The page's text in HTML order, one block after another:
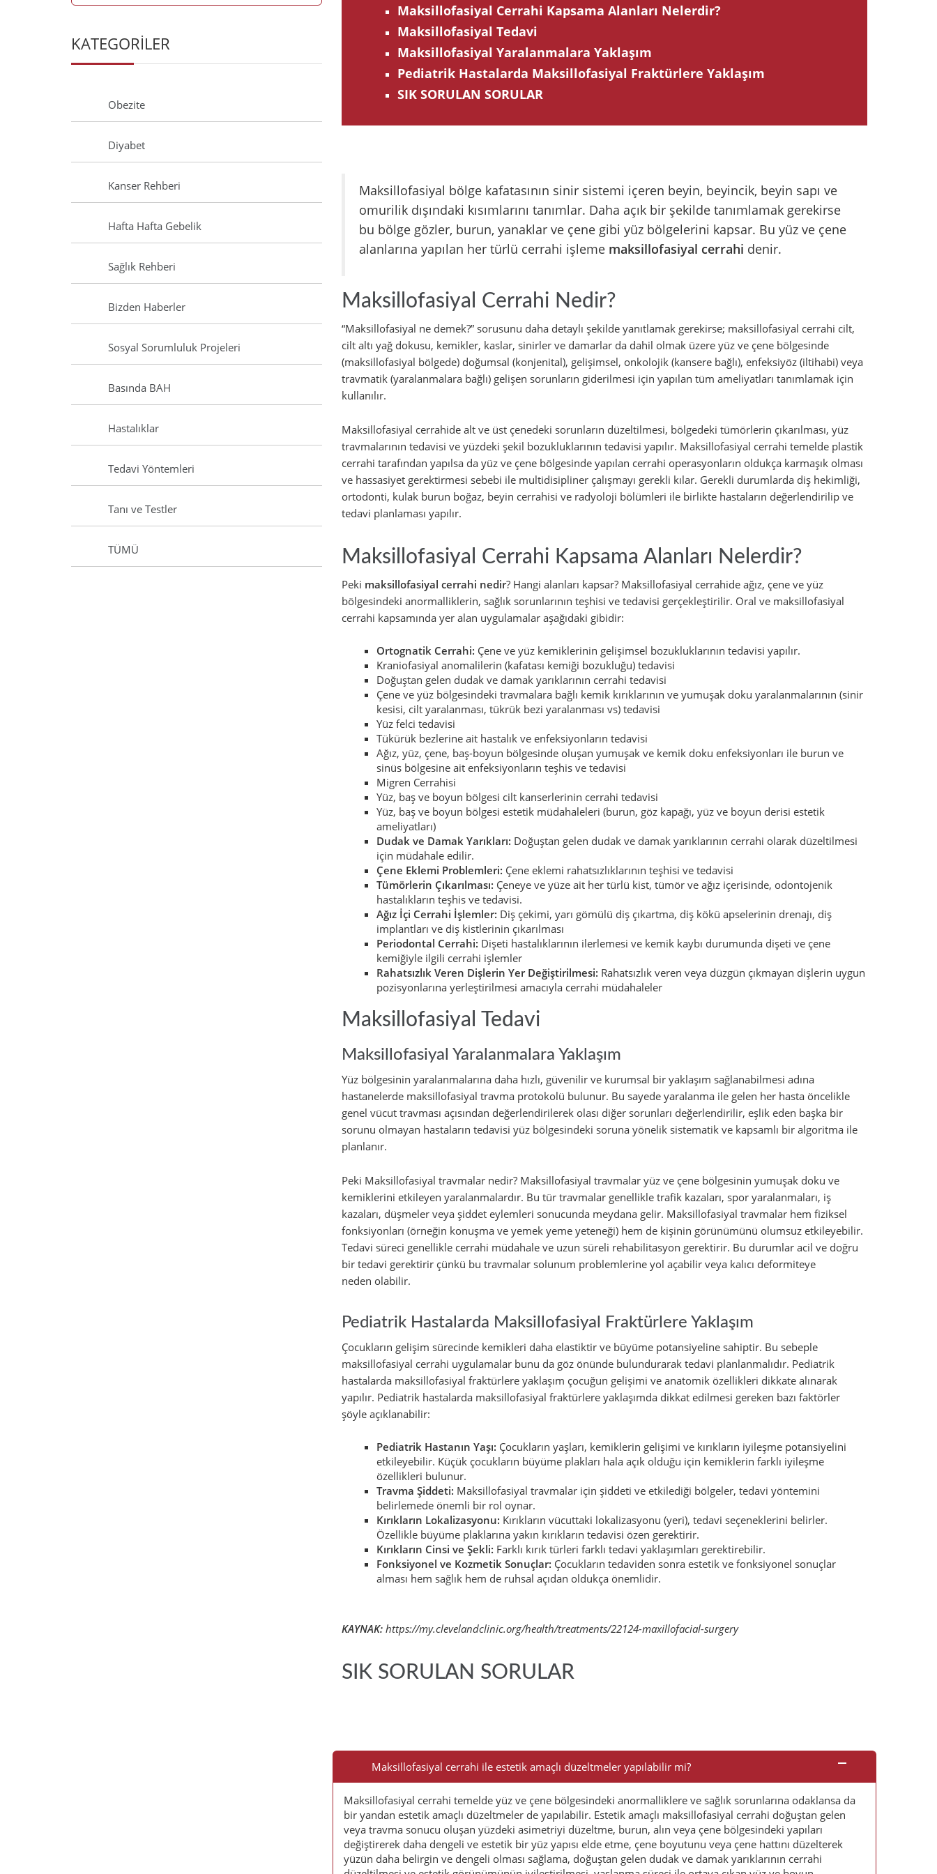
Maksillofasiyal Cerrahi Kapsama Alanları Nelerdir?
Maksillofasiyal Tedavi
Maksillofasiyal Yaralanmalara Yaklaşım
Pediatrik Hastalarda Maksillofasiyal Fraktürlere Yaklaşım
SIK SORULAN SORULAR
Maksillofasiyal bölge kafatasının sinir sistemi içeren beyin, beyincik, beyin sapı ve
omurilik dışındaki kısımlarını tanımlar. Daha açık bir şekilde tanımlamak gerekirse
bu bölge gözler, burun, yanaklar ve çene gibi yüz bölgelerini kapsar. Bu yüz ve çene
alanlarına yapılan her türlü cerrahi işleme maksillofasiyal cerrahi denir.
Maksillofasiyal Cerrahi Nedir?
“Maksillofasiyal ne demek?” sorusunu daha detaylı şekilde yanıtlamak gerekirse; maksillofasiyal cerrahi cilt,
cilt altı yağ dokusu, kemikler, kaslar, sinirler ve damarlar da dahil olmak üzere yüz ve çene bölgesinde
(maksillofasiyal bölgede) doğumsal (konjenital), gelişimsel, onkolojik (kansere bağlı), enfeksiyöz (iltihabi) veya
travmatik (yaralanmalara bağlı) gelişen sorunların giderilmesi için yapılan tüm ameliyatları tanımlamak için
kullanılır.
Maksillofasiyal cerrahide alt ve üst çenedeki sorunların düzeltilmesi, bölgedeki tümörlerin çıkarılması, yüz
travmalarının tedavisi ve yüzdeki şekil bozukluklarının tedavisi yapılır. Maksillofasiyal cerrahi temelde plastik
cerrahi tarafından yapılsa da yüz ve çene bölgesinde yapılan cerrahi operasyonların oldukça karmaşık olması
ve hassasiyet gerektirmesi sebebi ile multidisipliner çalışmayı gerekli kılar. Gerekli durumlarda diş hekimliği,
ortodonti, kulak burun boğaz, beyin cerrahisi ve radyoloji bölümleri ile birlikte hastaların değerlendirilip ve
tedavi planlaması yapılır.
Maksillofasiyal Cerrahi Kapsama Alanları Nelerdir?
Peki maksillofasiyal cerrahi nedir? Hangi alanları kapsar? Maksillofasiyal cerrahide ağız, çene ve yüz
bölgesindeki anormalliklerin, sağlık sorunlarının teşhisi ve tedavisi gerçekleştirilir. Oral ve maksillofasiyal
cerrahi kapsamında yer alan uygulamalar aşağıdaki gibidir:
Ortognatik Cerrahi: Çene ve yüz kemiklerinin gelişimsel bozukluklarının tedavisi yapılır.
Kraniofasiyal anomalilerin (kafatası kemiği bozukluğu) tedavisi
Doğuştan gelen dudak ve damak yarıklarının cerrahi tedavisi
Çene ve yüz bölgesindeki travmalara bağlı kemik kırıklarının ve yumuşak doku yaralanmalarının (sinir
kesisi, cilt yaralanması, tükrük bezi yaralanması vs) tedavisi
Yüz felci tedavisi
Tükürük bezlerine ait hastalık ve enfeksiyonların tedavisi
Ağız, yüz, çene, baş-boyun bölgesinde oluşan yumuşak ve kemik doku enfeksiyonları ile burun ve
sinüs bölgesine ait enfeksiyonların teşhis ve tedavisi
Migren Cerrahisi
Yüz, baş ve boyun bölgesi cilt kanserlerinin cerrahi tedavisi
Yüz, baş ve boyun bölgesi estetik müdahaleleri (burun, göz kapağı, yüz ve boyun derisi estetik
ameliyatları)
Dudak ve Damak Yarıkları: Doğuştan gelen dudak ve damak yarıklarının cerrahi olarak düzeltilmesi
için müdahale edilir.
Çene Eklemi Problemleri: Çene eklemi rahatsızlıklarının teşhisi ve tedavisi
Tümörlerin Çıkarılması: Çeneye ve yüze ait her türlü kist, tümör ve ağız içerisinde, odontojenik
hastalıkların teşhis ve tedavisi.
Ağız İçi Cerrahi İşlemler: Diş çekimi, yarı gömülü diş çıkartma, diş kökü apselerinin drenajı, diş
implantları ve diş kistlerinin çıkarılması
Periodontal Cerrahi: Dişeti hastalıklarının ilerlemesi ve kemik kaybı durumunda dişeti ve çene
kemiğiyle ilgili cerrahi işlemler
Rahatsızlık Veren Dişlerin Yer Değiştirilmesi: Rahatsızlık veren veya düzgün çıkmayan dişlerin uygun
pozisyonlarına yerleştirilmesi amacıyla cerrahi müdahaleler
Maksillofasiyal Tedavi
Maksillofasiyal Yaralanmalara Yaklaşım
Yüz bölgesinin yaralanmalarına daha hızlı, güvenilir ve kurumsal bir yaklaşım sağlanabilmesi adına
hastanelerde maksillofasiyal travma protokolü bulunur. Bu sayede yaralanma ile gelen her hasta öncelikle
genel vücut travması açısından değerlendirilerek olası diğer sorunları değerlendirilir, eşlik eden başka bir
sorunu olmayan hastaların tedavisi yüz bölgesindeki soruna yönelik sistematik ve kapsamlı bir algoritma ile
planlanır.
Peki Maksillofasiyal travmalar nedir? Maksillofasiyal travmalar yüz ve çene bölgesinin yumuşak doku ve
kemiklerini etkileyen yaralanmalardır. Bu tür travmalar genellikle trafik kazaları, spor yaralanmaları, iş
kazaları, düşmeler veya şiddet eylemleri sonucunda meydana gelir. Maksillofasiyal travmalar hem fiziksel
fonksiyonları (örneğin konuşma ve yemek yeme yeteneği) hem de kişinin görünümünü olumsuz etkileyebilir.
Tedavi süreci genellikle cerrahi müdahale ve uzun süreli rehabilitasyon gerektirir. Bu durumlar acil ve doğru
bir tedavi gerektirir çünkü bu travmalar solunum problemlerine yol açabilir veya kalıcı deformiteye
neden olabilir.
Pediatrik Hastalarda Maksillofasiyal Fraktürlere Yaklaşım
Çocukların gelişim sürecinde kemikleri daha elastiktir ve büyüme potansiyeline sahiptir. Bu sebeple
maksillofasiyal cerrahi uygulamalar bunu da göz önünde bulundurarak tedavi planlanmalıdır. Pediatrik
hastalarda maksillofasiyal fraktürlere yaklaşım çocuğun gelişimi ve anatomik özellikleri dikkate alınarak
yapılır. Pediatrik hastalarda maksillofasiyal fraktürlere yaklaşımda dikkat edilmesi gereken bazı faktörler
şöyle açıklanabilir:
Pediatrik Hastanın Yaşı: Çocukların yaşları, kemiklerin gelişimi ve kırıkların iyileşme potansiyelini
etkileyebilir. Küçük çocukların büyüme plakları hala açık olduğu için kemiklerin farklı iyileşme
özellikleri bulunur.
Travma Şiddeti: Maksillofasiyal travmalar için şiddeti ve etkilediği bölgeler, tedavi yöntemini
belirlemede önemli bir rol oynar.
Kırıkların Lokalizasyonu: Kırıkların vücuttaki lokalizasyonu (yeri), tedavi seçeneklerini belirler.
Özellikle büyüme plaklarına yakın kırıkların tedavisi özen gerektirir.
Kırıkların Cinsi ve Şekli: Farklı kırık türleri farklı tedavi yaklaşımları gerektirebilir.
Fonksiyonel ve Kozmetik Sonuçlar: Çocukların tedaviden sonra estetik ve fonksiyonel sonuçlar
alması hem sağlık hem de ruhsal açıdan oldukça önemlidir.
KAYNAK: https://my.clevelandclinic.org/health/treatments/22124-maxillofacial-surgery
SIK SORULAN SORULAR
Sorulan
Sorular
Maksillofasiyal cerrahi ile estetik amaçlı düzeltmeler yapılabilir mi?
Maksillofasiyal cerrahi temelde yüz ve çene bölgesindeki anormalliklere ve sağlık sorunlarına odaklansa da
bir yandan estetik amaçlı düzeltmeler de yapılabilir. Estetik amaçlı maksillofasiyal cerrahi doğuştan gelen
veya travma sonucu oluşan yüzdeki asimetriyi düzeltme, burun, alın veya çene bölgesindeki yapıları
değiştirerek daha dengeli ve estetik bir yüz yapısı elde etme, çene boyutunu veya çene hattını düzelterek
yüzün daha belirgin ve dengeli olması sağlama, doğuştan gelen dudak ve damak yarıklarının cerrahi
KATEGORİLER
Obezite
Diyabet
Kanser Rehberi
Hafta Hafta Gebelik
Sağlık Rehberi
Bizden Haberler
Sosyal Sorumluluk Projeleri
Basında BAH
Hastalıklar
Tedavi Yöntemleri
Tanı ve Testler
TÜMÜ